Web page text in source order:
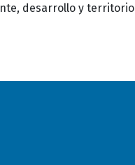
desarrollo y territorio